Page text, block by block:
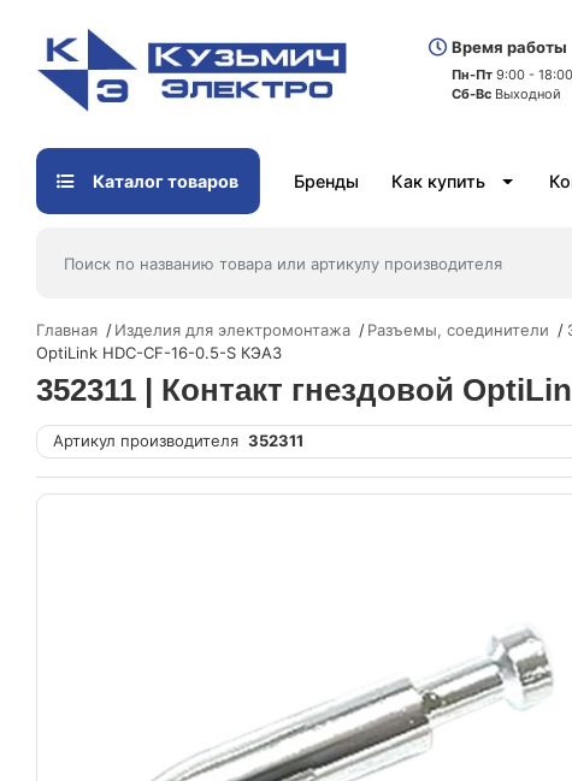
Время работы
Пн-Пт 9:00 - 18:00
Сб-Вс Выходной
Каталог товаров Бренды Как купить
Главная Изделия для электромонтажа Разъемы, соединители
OptiLink HDC-CF-16-0.5-S КЭАЗ
352311 | Контакт гнездовой
Артикул производителя 352311